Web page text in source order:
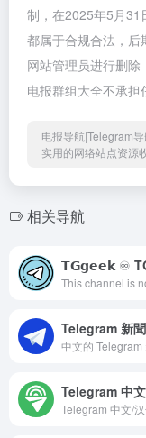
制，在2025年5月31
都属于合规合法，
网站管理员进行删
电报群组大全不承担
电报导航|Telegram
实用的网络站点资源
相关导航
𝗧𝗚𝗴𝗲𝗲𝗸 ♾
Telegram 新聞
Telegram 中